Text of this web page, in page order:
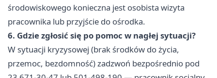
środowiskowego konieczna jest osobista wizyta
pracownika lub przyjście do ośrodka.
6. Gdzie zgłosić się po pomoc w nagłej sytuacji?
W sytuacji kryzysowej (brak środków do życia,
przemoc, bezdomność) zadzwoń bezpośrednio pod